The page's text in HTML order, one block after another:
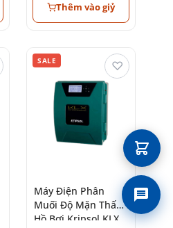
Thêm vào giỷ
SALE
Máy Điện Phân
Muối Độ Mặn Thấp
Hồ Bơi Kripsol KLX
♡
Liên